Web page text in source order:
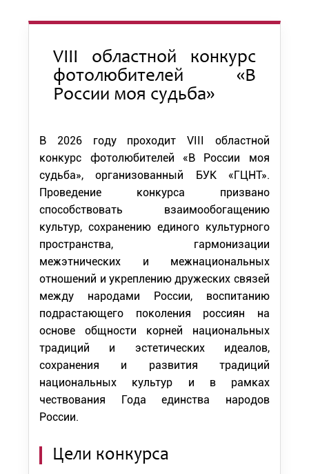
VIII областной конкурс
фотолюбителей «В
России моя судьба»
В 2026 году проходит VIII областной
конкурс фотолюбителей «В России моя
судьба», организованный БУК «ГЦНТ».
Проведение конкурса призвано
способствовать взаимообогащению
культур, сохранению единого культурного
пространства, гармонизации
межэтнических и межнациональных
отношений и укреплению дружеских связей
между народами России, воспитанию
подрастающего поколения россиян на
основе общности корней национальных
традиций и эстетических идеалов,
сохранения и развития традиций
национальных культур и в рамках
чествования Года единства народов
России.
Цели конкурса